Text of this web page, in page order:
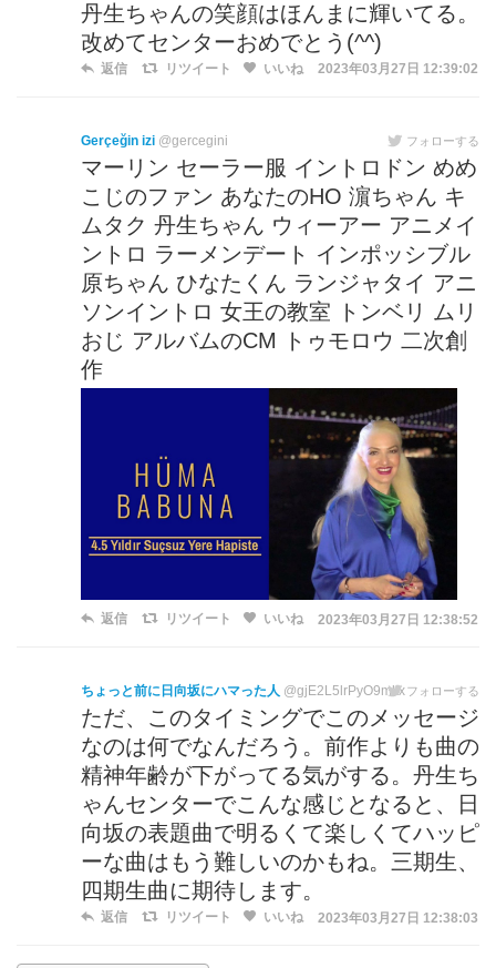
丹生ちゃんの笑顔はほんまに輝いてる。
改めてセンターおめでとう(^^)
返信 リツイート いいね 2023年03月27日 12:39:02
Gerçeğin izi @gercegini フォローする
マーリン セーラー服 イントロドン めめ
こじのファン あなたのHO 濵ちゃん キ
ムタク 丹生ちゃん ウィーアー アニメイ
ントロ ラーメンデート インポッシブル
原ちゃん ひなたくん ランジャタイ アニ
ソンイントロ 女王の教室 トンベリ ムリ
おじ アルバムのCM トゥモロウ 二次創
作
返信 リツイート いいね 2023年03月27日 12:38:52
ちょっと前に日向坂にハマった人 @gjE2L5lrPyO9mkxフォローする
ただ、このタイミングでこのメッセージ
なのは何でなんだろう。前作よりも曲の
精神年齢が下がってる気がする。丹生ち
ゃんセンターでこんな感じとなると、日
向坂の表題曲で明るくて楽しくてハッピ
ーな曲はもう難しいのかもね。三期生、
四期生曲に期待します。
返信 リツイート いいね 2023年03月27日 12:38:03